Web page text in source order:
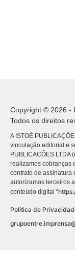
Copyright © 2026 -
Todos os direitos
A ISTOÉ
vinculação editorial e
PUBLICACÕES LTDA
realizamos cobranças
contrato de assinatura
autorizamos terceiros
conteúdo digital “
Política de